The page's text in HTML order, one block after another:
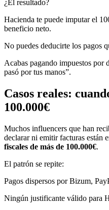
¿El resultado?
Hacienda te puede imputar el
beneficio neto.
No puedes deducirte los pagos
Acabas pagando impuestos por
pasó por tus manos”.
Casos reales:
100.000€
Muchos influencers que han
declarar ni emitir facturas están
fiscales de más de 100.000€.
El patrón se repite:
Pagos dispersos por Bizum,
Ningún justificante válido para